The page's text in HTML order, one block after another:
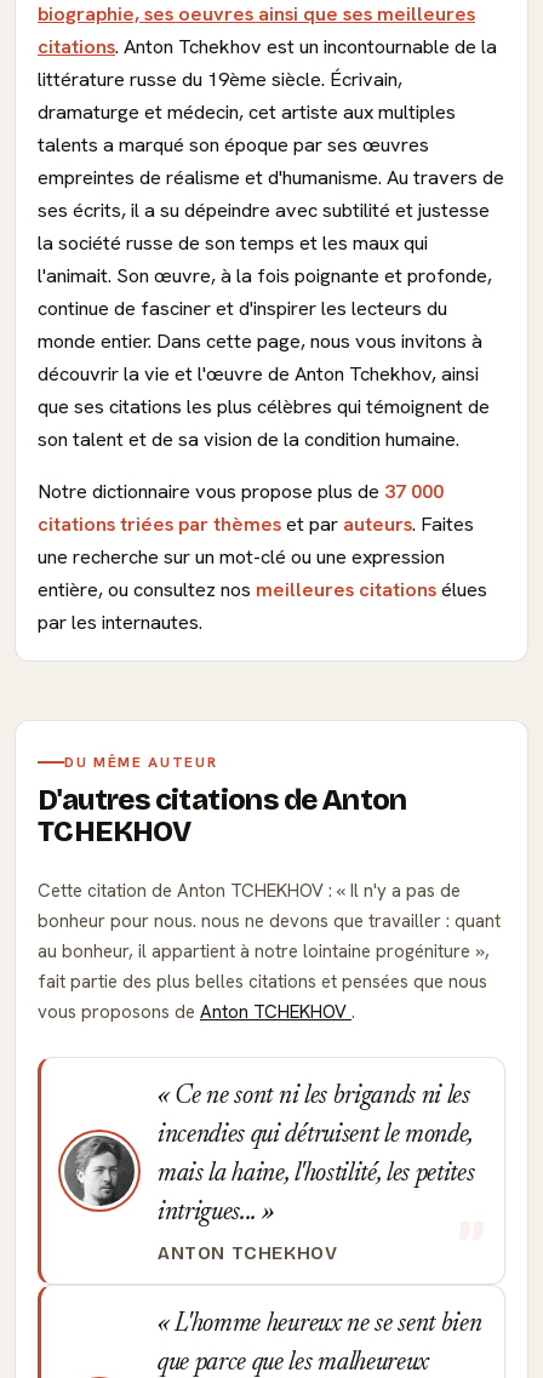
biographie, ses oeuvres ainsi que ses meilleures
citations. Anton Tchekhov est un incontournable de la
littérature russe du 19ème siècle. Écrivain,
dramaturge et médecin, cet artiste aux multiples
talents a marqué son époque par ses œuvres
empreintes de réalisme et d'humanisme. Au travers de
ses écrits, il a su dépeindre avec subtilité et justesse
la société russe de son temps et les maux qui
l'animait. Son œuvre, à la fois poignante et profonde,
continue de fasciner et d'inspirer les lecteurs du
monde entier. Dans cette page, nous vous invitons à
découvrir la vie et l'œuvre de Anton Tchekhov, ainsi
que ses citations les plus célèbres qui témoignent de
son talent et de sa vision de la condition humaine.
Notre dictionnaire vous propose plus de 37 000
citations triées par thèmeset par auteurs. Faites
une recherche sur un mot-clé ou une expression
entière, ou consultez nos meilleures citationsélues
par les internautes.
DU MÊME AUTEUR
D'autres citations de Anton
TCHEKHOV
Cette citation de Anton TCHEKHOV :
Il n'y a pas de
bonheur pour nous. nous ne devons que travailler : quant
au bonheur, il appartient à notre lointaine progéniture
,
fait partie des plus belles citations et pensées que nous
vous proposons de Anton TCHEKHOV .
Ce ne sont ni les brigands ni les
incendies qui détruisent le monde,
mais la haine, l'hostilité, les petites
intrigues...
ANTON TCHEKHOV
L'homme heureux ne se sent bien
que parce que les malheureux